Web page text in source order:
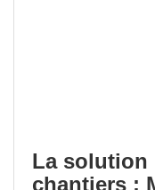
La solution
chantiers :